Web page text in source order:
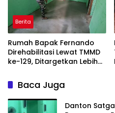
Berita
Rumah Bapak Fernando
Direhabilitasi Lewat TMMD
ke-129, Ditargetkan Lebih
Baca Juga
Danton